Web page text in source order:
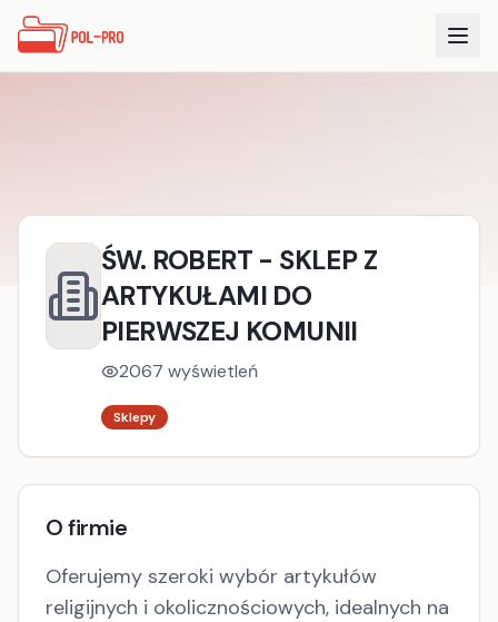
ŚW. ROBERT - SKLEP Z
ARTYKUŁAMI DO
PIERWSZEJ KOMUNII
2067 wyświetleń
Sklepy
O firmie
Oferujemy szeroki wybór artykułów
religijnych i okolicznościowych, idealnych na